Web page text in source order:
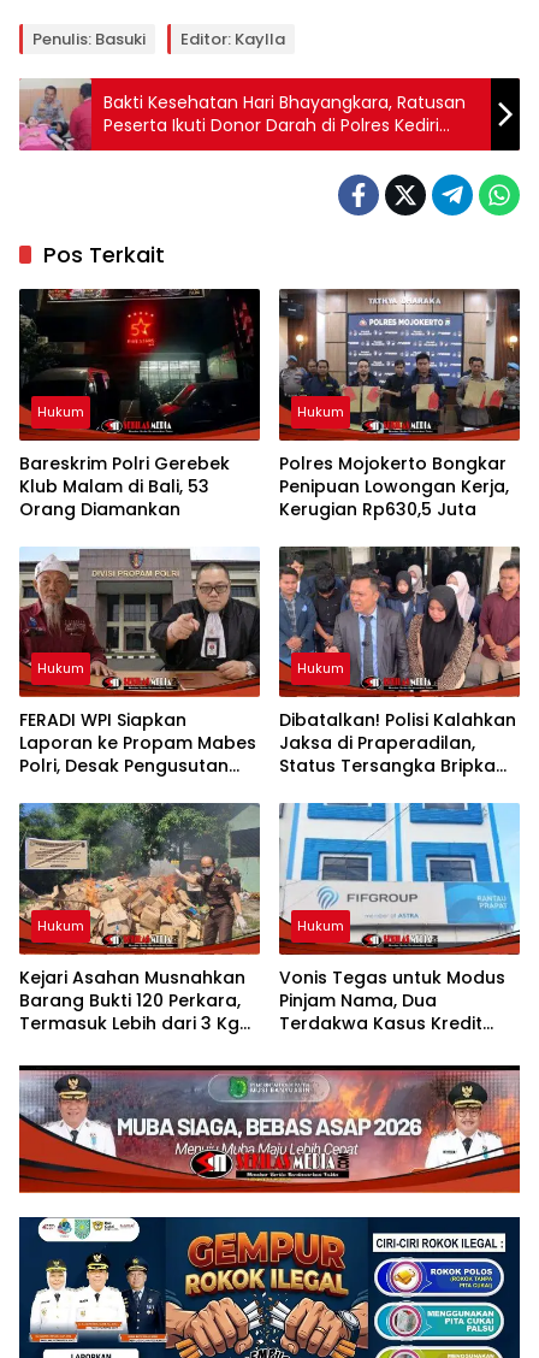
Penulis: Basuki Editor: Kaylla
Bakti Kesehatan Hari Bhayangkara, Ratusan
Peserta Ikuti Donor Darah di Polres Kediri
Terlihat Kapolres Kediri AKBP.Bramastyo
Pos Terkait
Hukum
Bareskrim Polri Gerebek
Klub Malam di Bali, 53
Orang Diamankan
Hukum
Polres Mojokerto Bongkar
Penipuan Lowongan Kerja,
Kerugian Rp630,5 Juta
Hukum
FERADI WPI Siapkan
Laporan ke Propam Mabes
Polri, Desak Pengusutan
Penculikan Aktivis
Kesehatan UUN
Hukum
Dibatalkan! Polisi Kalahkan
Jaksa di Praperadilan,
Status Tersangka Bripka
dibebaskan
Hukum
Kejari Asahan Musnahkan
Barang Bukti 120 Perkara,
Termasuk Lebih dari 3 Kg
Hukum
Vonis Tegas untuk Modus
Pinjam Nama, Dua
Terdakwa Kasus Kredit
Rantauprapat Dijatuhi
Hukuman